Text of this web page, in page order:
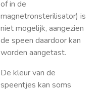
of in de
magnetronsterilisator) is
niet mogelijk, aangezien
de speen daardoor kan
worden aangetast.
De kleur van de
speentjes kan soms